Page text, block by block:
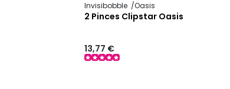
Invisibobble Oasis
2 Pinces Clipstar Oasis
13,77 €